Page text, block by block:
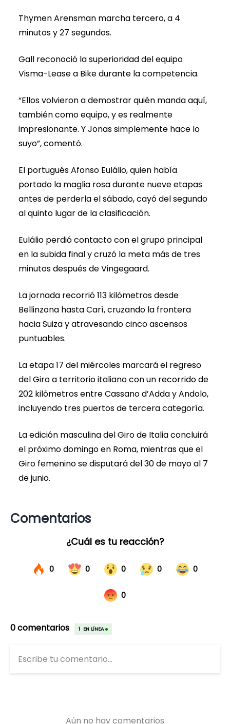
Thymen Arensman marcha tercero, a 4
minutos y 27 segundos.
Gall reconoció la superioridad del equipo
Visma-Lease a Bike durante la competencia.
“Ellos volvieron a demostrar quién manda aquí,
también como equipo, y es realmente
impresionante. Y Jonas simplemente hace lo
suyo”, comentó.
El portugués Afonso Eulálio, quien había
portado la maglia rosa durante nueve etapas
antes de perderla el sábado, cayó del segundo
al quinto lugar de la clasificación.
Eulálio perdió contacto con el grupo principal
en la subida final y cruzó la meta más de tres
minutos después de Vingegaard.
La jornada recorrió 113 kilómetros desde
Bellinzona hasta Carì, cruzando la frontera
hacia Suiza y atravesando cinco ascensos
puntuables.
La etapa 17 del miércoles marcará el regreso
del Giro a territorio italiano con un recorrido de
202 kilómetros entre Cassano d’Adda y Andolo,
incluyendo tres puertos de tercera categoría.
La edición masculina del Giro de Italia concluirá
el próximo domingo en Roma, mientras que el
Giro femenino se disputará del 30 de mayo al 7
de junio.
Comentarios